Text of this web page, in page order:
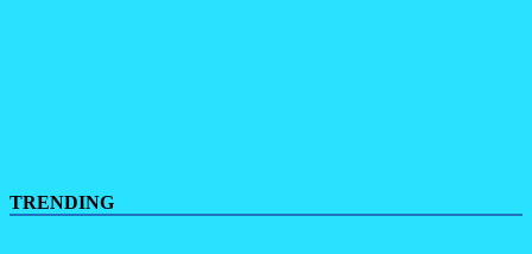
TRENDING